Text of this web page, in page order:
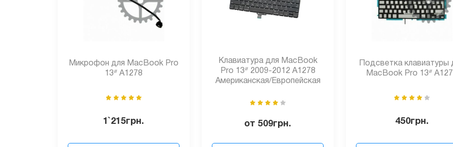
Микрофон для MacBook Pro
13ᐥ A1278
1`215грн.
Клавиатура для MacBook
Pro 13ᐥ 2009-2012 А1278
Американская/Европейская
от 509грн.
Подсветка клавиатуры
MacBook Pro 13ᐥ
450грн.